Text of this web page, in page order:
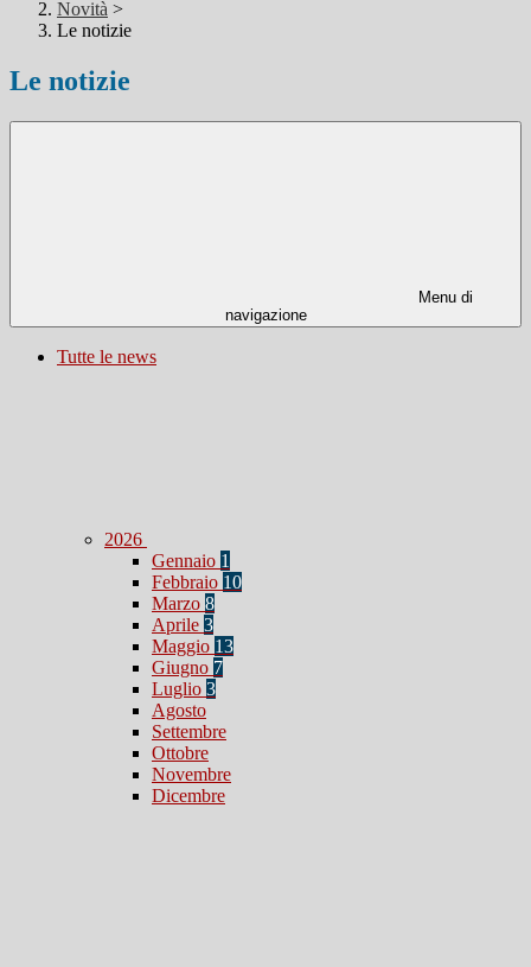
Novità >
Le notizie
Le notizie
Menu di
navigazione
Tutte le news
2026
Gennaio 1
Febbraio 10
Marzo 8
Aprile 3
Maggio 13
Giugno 7
Luglio 3
Agosto
Settembre
Ottobre
Novembre
Dicembre